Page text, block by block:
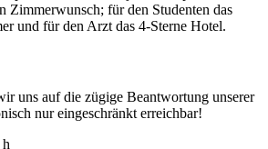
Zimmerwunsch; für den Studenten das
und für den Arzt das 4-Sterne Hotel.
uns auf die zügige Beantwortung unserer
nur eingeschränkt erreichbar!